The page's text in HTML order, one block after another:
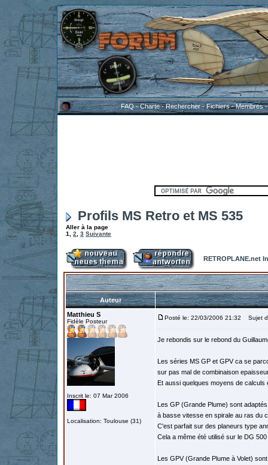
FAQ-Charte-Rechercher-Fichiers-Membres
Profils MS Retro et MS 535
Aller à la page
1
2 3 Suivante
RETROPLANE.net
Auteur
Matthieu S
Fidèle Posteur
Inscrit le: 07 Mar 2006
Localisation: Toulouse (31)
Posté le: 22/03/2006 21:32 Sujet
Je rebondis sur le rebond du
Les séries MS GP et GPV ca se
sur pas mal de combinaison
Et aussi quelques moyens de
Les GP (Grande Plume) sont
à basse vitesse en spirale au ras du
C'est parfait sur des planeurs type
Cela a même été utilisé sur le DG
Les GPV (Grande Plume à Volet)